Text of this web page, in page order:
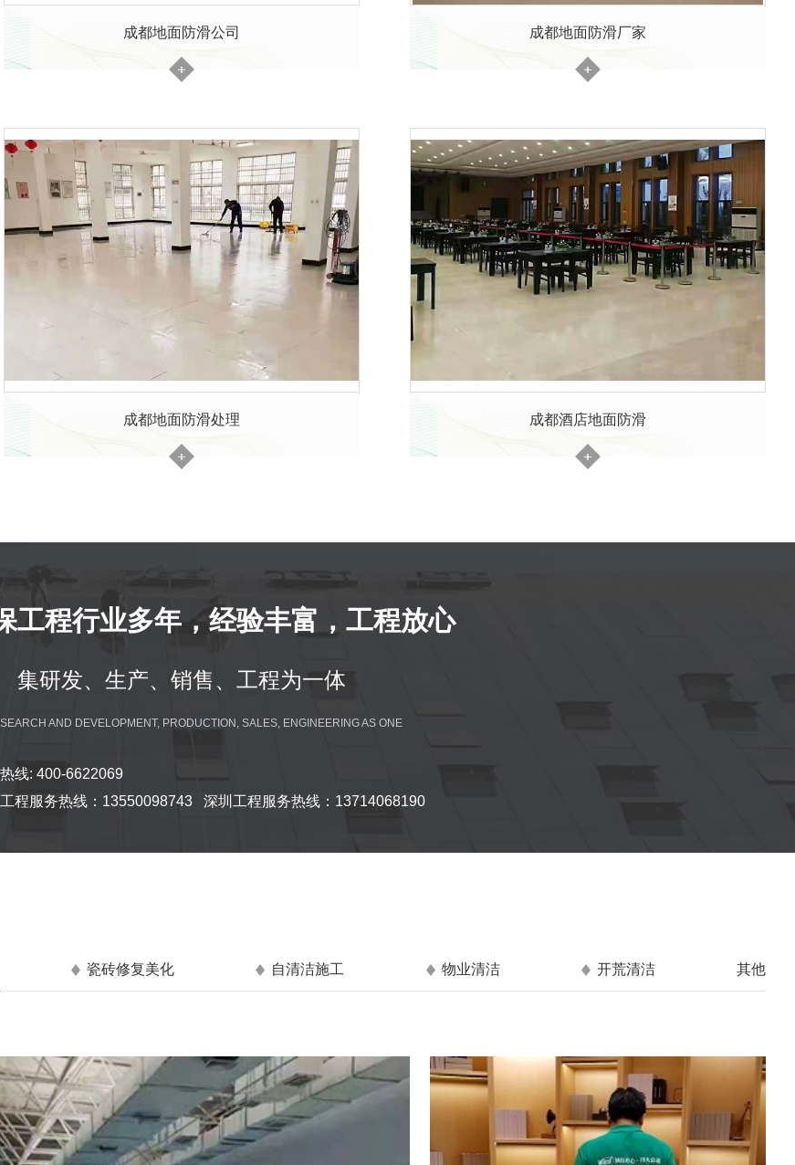
成都地面防滑公司 成都地面防滑厂家
成都地面防滑处理 成都酒店地面防滑
工程行业多年，经验丰富，工程放心
集研发、生产、销售、工程为一体
AND DEVELOPMENT, PRODUCTION, SALES, ENGINEERING AS ONE
线: 400-6622069
工程服务热线：13550098743 深圳工程服务热线：13714068190
瓷砖修复美化 自清洁施工 物业清洁 开荒清洁 其他